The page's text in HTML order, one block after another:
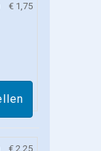
€ 1,75
€ 2,25